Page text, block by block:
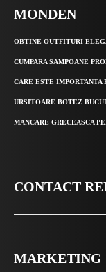
MONDEN
OBȚINE OUTFITURI
CUMPARA SAMPOANE
CARE ESTE
URSITOARE BOTEZ
MANCARE GRECEASCA
CONTACT
MARKETING